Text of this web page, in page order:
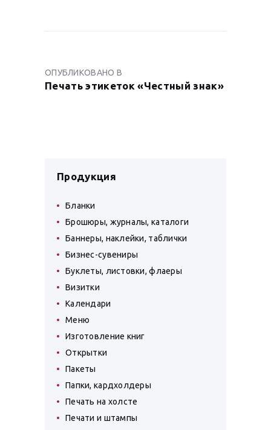
ПО
ЗАПИСЯМ
ОПУБЛИКОВАНО В
ЗАПИСЬ:
Печать этикеток «Честный знак»
Продукция
Бланки
Брошюры, журналы, каталоги
Баннеры, наклейки, таблички
Бизнес-сувениры
Буклеты, листовки, флаеры
Визитки
Календари
Меню
Изготовление книг
Открытки
Пакеты
Папки, кардхолдеры
Печать на холсте
Печати и штампы